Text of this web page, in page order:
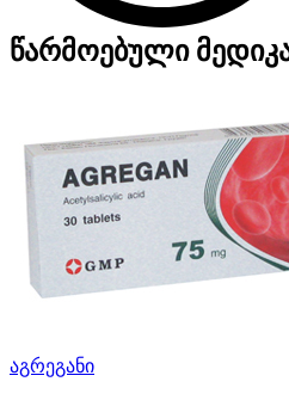
წარმოებული
აგრეგანი